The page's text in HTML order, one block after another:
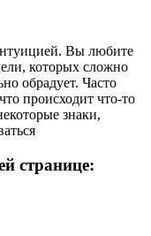
Вы любите
которых сложно
обрадует. Часто
происходит что-то
знаки,
странице: